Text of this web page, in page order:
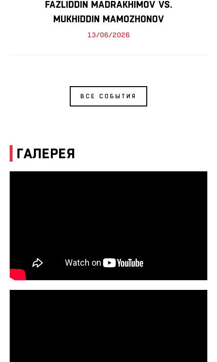
FAZLIDDIN MADRAKHIMOV VS.
MUKHIDDIN MAMOZHONOV
13/06/2026
ВСЕ СОБЫТИЯ
ГАЛЕРЕЯ